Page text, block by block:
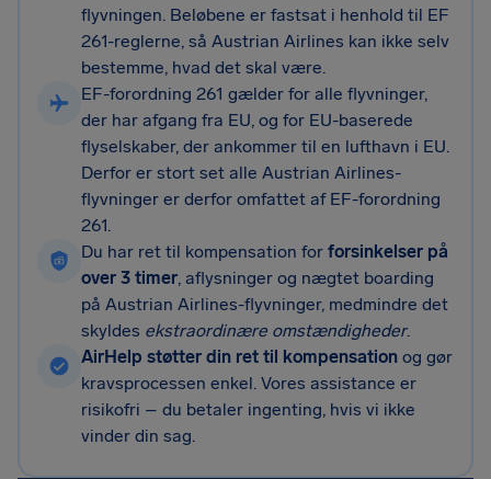
flyvningen. Beløbene er fastsat i henhold til EF
261-reglerne, så Austrian Airlines kan ikke selv
bestemme, hvad det skal være.
EF-forordning 261 gælder for alle flyvninger,
der har afgang fra EU, og for EU-baserede
flyselskaber, der ankommer til en lufthavn i EU.
Derfor er stort set alle Austrian Airlines-
flyvninger er derfor omfattet af EF-forordning
261.
Du har ret til kompensation for forsinkelser på
over 3 timer, aflysninger og nægtet boarding
på Austrian Airlines-flyvninger, medmindre det
skyldes ekstraordinære omstændigheder.
AirHelp støtter din ret til kompensation og gør
kravsprocessen enkel. Vores assistance er
risikofri – du betaler ingenting, hvis vi ikke
vinder din sag.